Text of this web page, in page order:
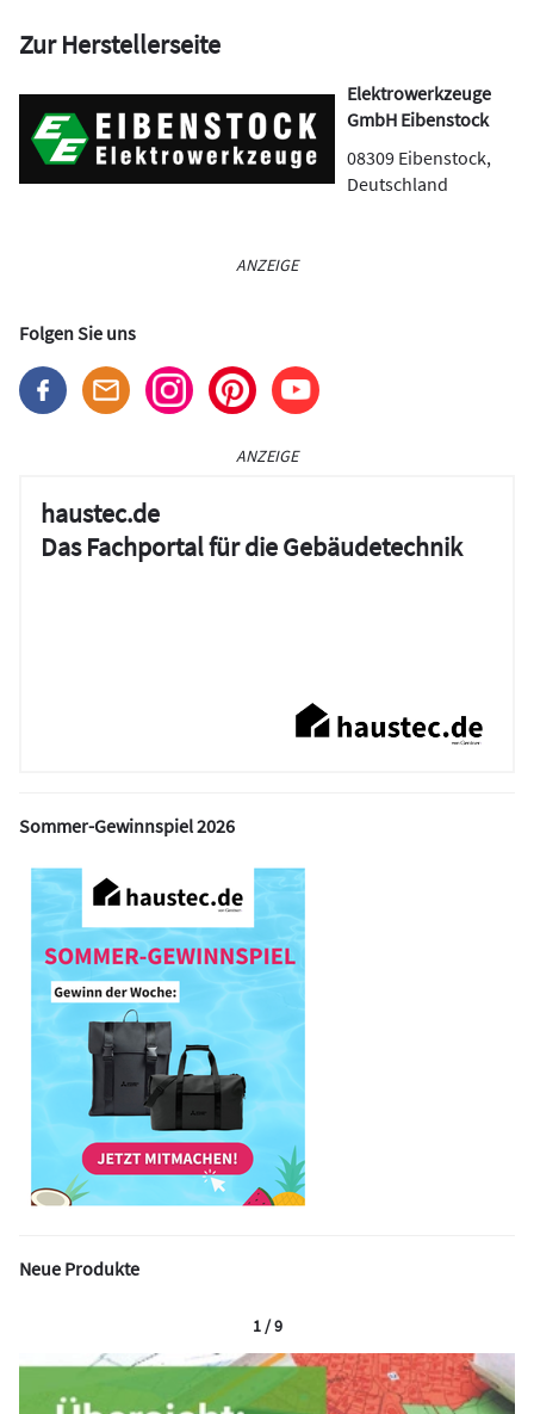
Zur Herstellerseite
Elektrowerkzeuge
GmbH Eibenstock
08309 Eibenstock,
Deutschland
ANZEIGE
Folgen Sie uns
ANZEIGE
haustec.de
Das Fachportal für die Gebäudetechnik
Sommer-Gewinnspiel 2026
Neue Produkte
1 / 9